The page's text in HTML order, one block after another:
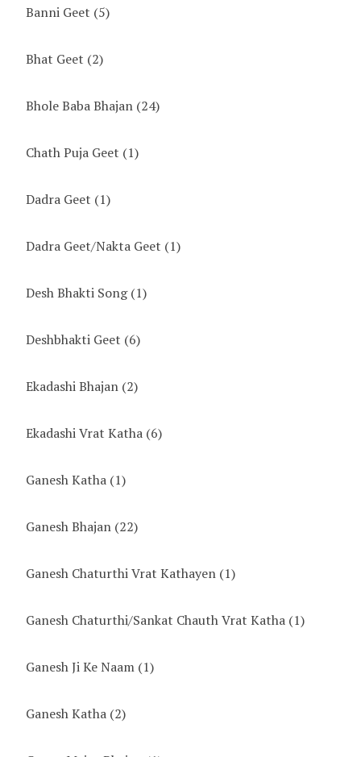
Banni Geet (5)
Bhat Geet (2)
Bhole Baba Bhajan (24)
Chath Puja Geet (1)
Dadra Geet (1)
Dadra Geet/Nakta Geet (1)
Desh Bhakti Song(1)
Deshbhakti Geet (6)
Ekadashi Bhajan (2)
Ekadashi Vrat Katha (6)
Ganesh Katha (1)
Ganesh Bhajan (22)
Ganesh Chaturthi Vrat Kathayen (1)
Ganesh Chaturthi/Sankat Chauth Vrat Katha (1)
Ganesh Ji Ke Naam (1)
Ganesh Katha (2)